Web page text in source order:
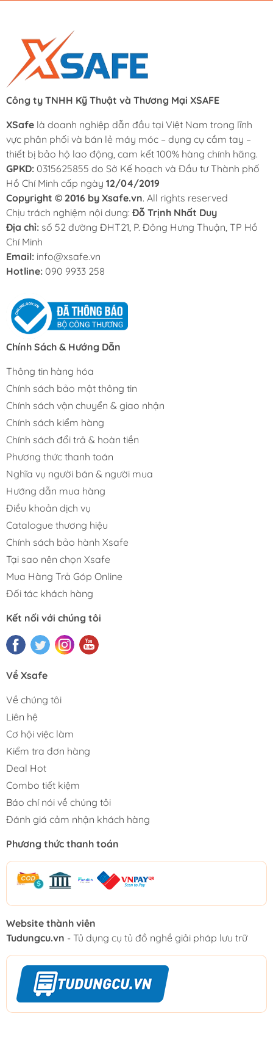
Công ty TNHH Kỹ Thuật và Thương Mại XSAFE
XSafe là doanh nghiệp dẫn đầu tại Việt Nam trong lĩnh
vực phân phối và bán lẻ máy móc – dụng cụ cầm tay –
thiết bị bảo hộ lao động, cam kết 100% hàng chính hãng.
GPKD: 0315625855 do Sở Kế hoạch và Đầu tư Thành phố
Hồ Chí Minh cấp ngày 12/04/2019
Copyright © 2016 by Xsafe.vn. All rights reserved
Chịu trách nghiệm nội dung: Đỗ Trịnh Nhất Duy
Địa chỉ: số 52 đường ĐHT21, P. Đông Hưng Thuận, TP Hồ
Chí Minh
Email: info@xsafe.vn
Hotline: 090 9933 258
Chính Sách & Hướng Dẫn
Thông tin hàng hóa
Chính sách bảo mật thông tin
Chính sách vận chuyển & giao nhận
Chính sách kiểm hàng
Chính sách đổi trả & hoàn tiền
Phương thức thanh toán
Nghĩa vụ người bán & người mua
Hướng dẫn mua hàng
Điều khoản dịch vụ
Catalogue thương hiệu
Chính sách bảo hành Xsafe
Tại sao nên chọn Xsafe
Mua Hàng Trả Góp Online
Đối tác khách hàng
Kết nối với chúng tôi
Về Xsafe
Về chúng tôi
Liên hệ
Cơ hội việc làm
Kiểm tra đơn hàng
Deal Hot
Combo tiết kiệm
Báo chí nói về chúng tôi
Đánh giá cảm nhận khách hàng
Phương thức thanh toán
Website thành viên
Tudungcu.vn - Tủ dụng cụ tủ đồ nghề giải pháp lưu trữ